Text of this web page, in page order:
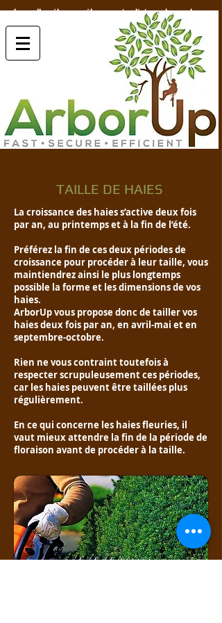
bruxelles élagage élagueur jardinier arborup.be
TAILLE DE HAIES
La croissance des haies s’active deux fois
par an, au printemps et à la fin de l’été.
Préférez la fin de ces deux périodes de
croissance pour procéder à leur taille, vous
maintiendrez ainsi le plus longtemps
possible la forme et les dimensions de vos
haies.
ArborUp vous propose donc de tailler vos
haies deux fois par an, en avril-mai et en
septembre-octobre.
Rien ne vous contraint toutefois à
respecter scrupuleusement ces périodes,
car les haies peuvent être taillées plus
régulièrement.
En ce qui concerne les haies fleuries, il
vaut mieux attendre la fin de la période de
floraison avant de procéder à la taille.